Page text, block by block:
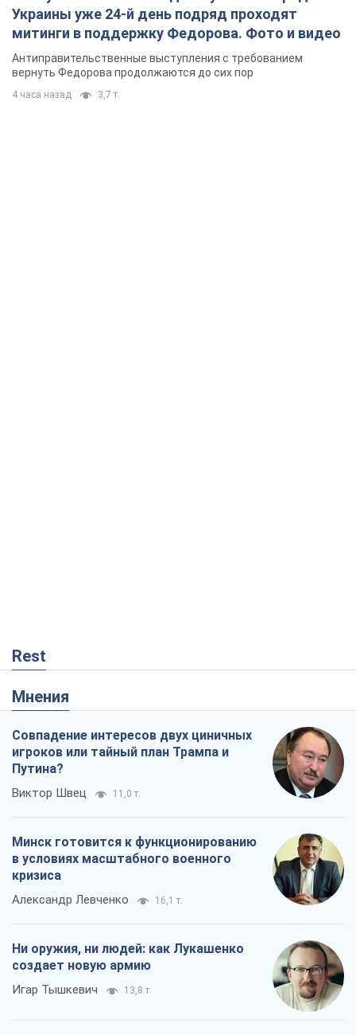
Украины уже 24-й день подряд проходят
митинги в поддержку Федорова. Фото и видео
Антиправительственные выступления с требованием
вернуть Федорова продолжаются до сих пор
4 часа назад 3,7 т.
Rest
Мнения
Совпадение интересов двух циничных
игроков или тайный план Трампа и
Путина?
Виктор Швец 11,0 т.
Минск готовится к функционированию
в условиях масштабного военного
кризиса
Александр Левченко 16,1 т.
Ни оружия, ни людей: как Лукашенко
создает новую армию
Игар Тышкевич 13,8 т.